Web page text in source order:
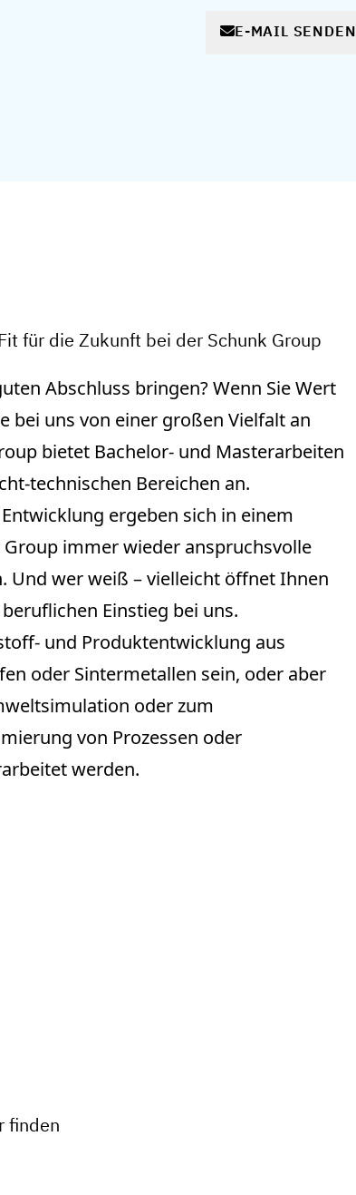
E-MAIL SENDEN
für die Zukunft bei der Schunk Group
Abschluss bringen? Wenn Sie Wert
bei uns von einer großen Vielfalt an
bietet Bachelor- und Masterarbeiten
technischen Bereichen an.
ergeben sich in einem
immer wieder anspruchsvolle
Und wer weiß – vielleicht öffnet Ihnen
Einstieg bei uns.
und Produktentwicklung aus
oder Sintermetallen sein, oder aber
oder zum
von Prozessen oder
werden.
finden